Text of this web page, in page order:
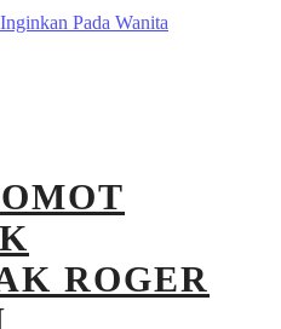
Pada Wanita
ROGER